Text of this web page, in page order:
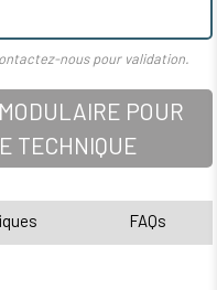
nous pour validation.
POUR
TECHNIQUE
FAQs